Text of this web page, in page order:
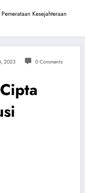
Kesejahteraan
2023 0 Comments